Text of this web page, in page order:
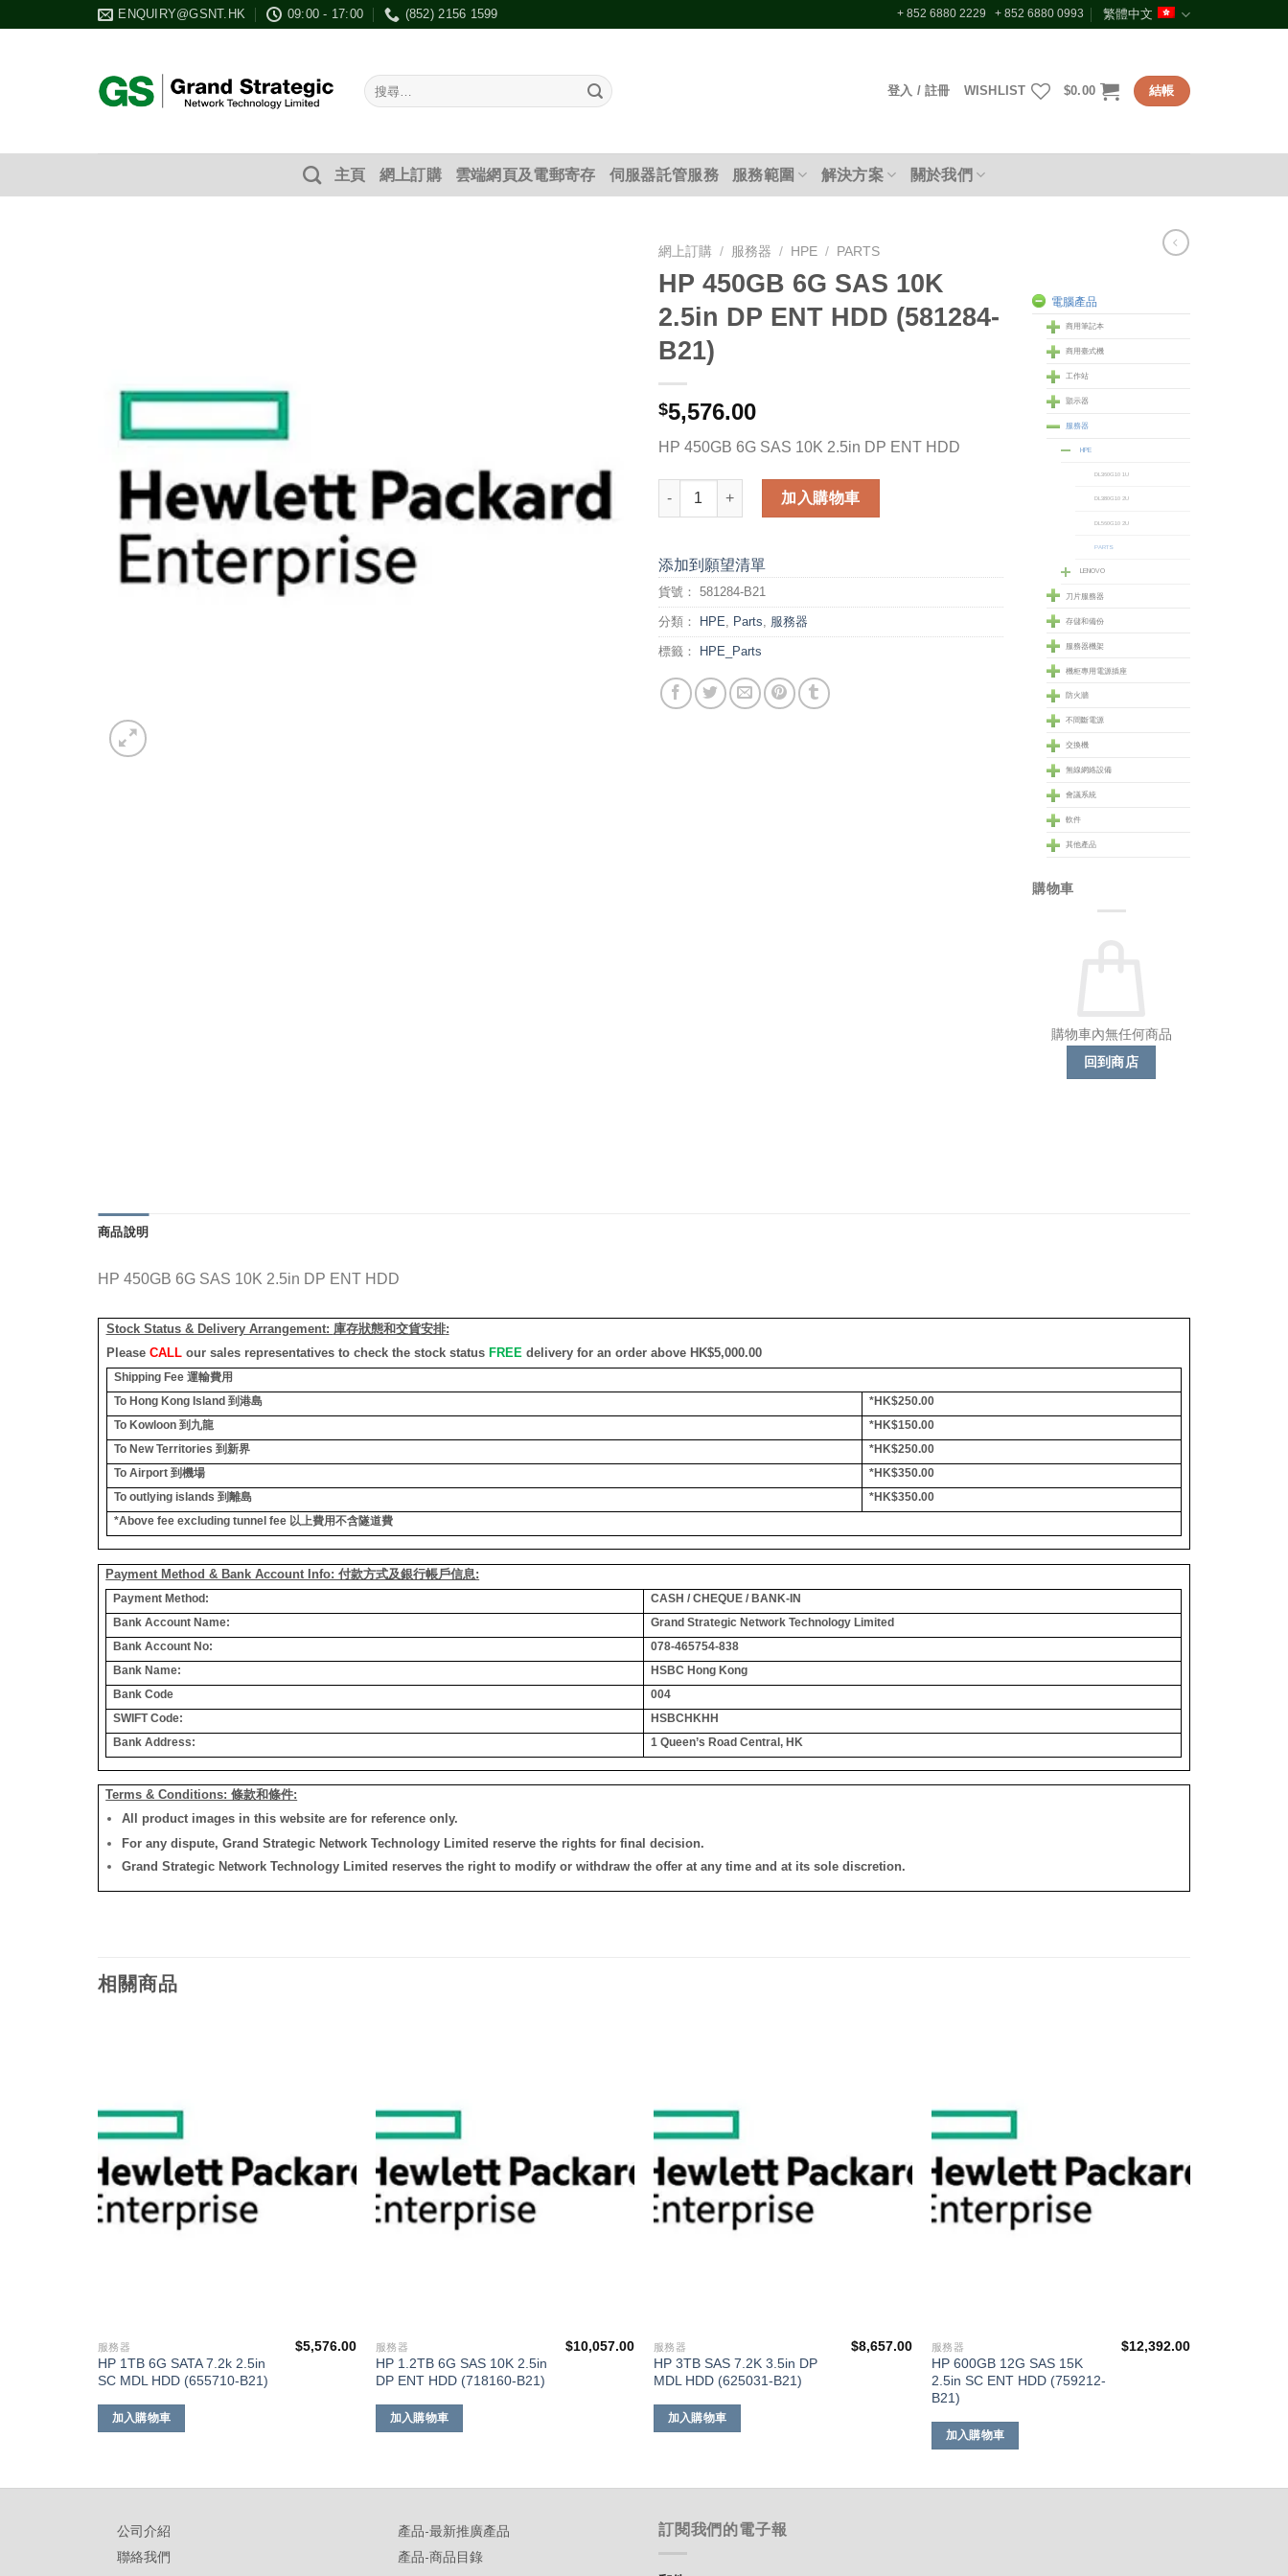
ENQUIRY@GSNT.HK 09:00 - 17:00 (852) 2156 1599 + 852 6880 2229 + 852 6880 0993 繁體中文
搜
尋：
登入 / 註冊 WISHLIST $0.00 結帳
主頁 網上訂購 雲端網頁及電郵寄存 伺服器託管服務 服務範圍 解決方案 關於我們
網上訂購 / 服務器 / HPE / PARTS
HP 450GB 6G SAS 10K
2.5in DP ENT HDD (581284-
B21)
$5,576.00
HP 450GB 6G SAS 10K 2.5in DP ENT HDD
HP 450GB 6G SAS 10K 2.5in DP ENT HDD (581284-B21) 數量
加入購物車
添加到願望清單
貨號： 581284-B21
分類： HPE Parts 服務器
標籤： HPE_Parts
電腦產品
商用筆記本
商用臺式機
工作站
顥示器
服務器
HPE
DL360G10 1U
DL380G10 2U
DL560G10 2U
PARTS
LENOVO
刀片服務器
存儲和備份
服務器機架
機柜專用電源插座
防火牆
不間斷電源
交換機
無線網絡設備
會議系統
軟件
其他產品
購物車
購物車內無任何商品
回到商店
商品說明
HP 450GB 6G SAS 10K 2.5in DP ENT HDD
Stock Status & Delivery Arrangement: 庫存狀態和交貨安排:
Please CALLour sales representatives to check the stock status FREE delivery for an order above HK$5,000.00
Shipping Fee 運輸費用
To Hong Kong Island 到港島
*HK$250.00
To Kowloon 到九龍
*HK$150.00
To New Territories 到新界
*HK$250.00
To Airport 到機場
*HK$350.00
To outlying islands 到離島
*HK$350.00
*Above fee excluding tunnel fee 以上費用不含隧道費
Payment Method & Bank Account Info: 付款方式及銀行帳戶信息:
Payment Method:
CASH / CHEQUE / BANK-IN
Bank Account Name:
Grand Strategic Network Technology Limited
Bank Account No:
078-465754-838
Bank Name:
HSBC Hong Kong
Bank Code
004
SWIFT Code:
HSBCHKHH
Bank Address:
1 Queen’s Road Central, HK
Terms & Conditions: 條款和條件:
All product images in this website are for reference only.
For any dispute, Grand Strategic Network Technology Limited reserve the rights for final decision.
Grand Strategic Network Technology Limited reserves the right to modify or withdraw the offer at any time and at its sole discretion.
相關商品
服務器
HP 1TB 6G SATA 7.2k 2.5in
SC MDL HDD (655710-B21)
$5,576.00
加入購物車
服務器
HP 1.2TB 6G SAS 10K 2.5in
DP ENT HDD (718160-B21)
$10,057.00
加入購物車
服務器
HP 3TB SAS 7.2K 3.5in DP
MDL HDD (625031-B21)
$8,657.00
加入購物車
服務器
HP 600GB 12G SAS 15K
2.5in SC ENT HDD (759212-
B21)
$12,392.00
加入購物車
公司介紹
聯絡我們
產品-最新推廣產品
產品-商品目錄
訂閱我們的電子報